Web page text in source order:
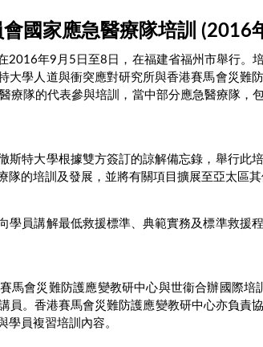
國家應急醫療隊培訓 (2016
2016年9月5日至8日，在福建省福州市舉行。
大學人道與衝突應對研究所與香港賽馬會災難
療隊的代表參與培訓，當中部分應急醫療隊，
斯特大學根據雙方簽訂的諒解備忘錄，舉行此
的培訓及發展，並將有關項目擴展至亞太區其
學員講解最低救援標準、典範實務及標準救援
馬會災難防護應變教研中心與世衞合辦國際培
員。香港賽馬會災難防護應變教研中心亦負責
學員複習培訓內容。